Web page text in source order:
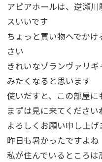
アピアホールは、逆瀬
スいいです
ちょっと買い物へでか
さい
きれいなゾランヴァリ
みたくなると思います
使いだすと、この部屋に
まずは見に来てください
よろしくお願い申し上げ
昨日も暑かったですよね
私が住んでいるところ